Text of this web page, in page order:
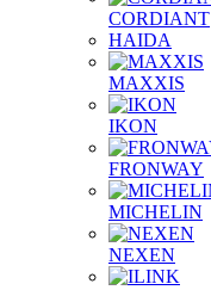
CORDIANT
HAIDA
MAXXIS
IKON
FRONWAY
MICHELIN
NEXEN